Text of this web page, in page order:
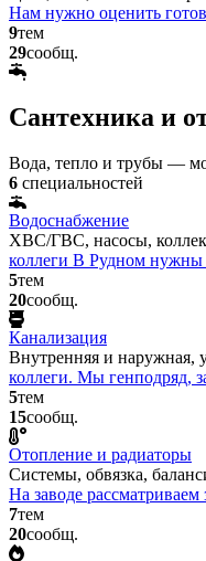
Нам нужно оценить
9тем
29сообщ.
Сантехника и
Вода, тепло и трубы —
6 специальностей
Водоснабжение
ХВС/ГВС, насосы,
коллеги В Рудном нужны
5тем
20сообщ.
Канализация
Внутренняя и наружная,
коллеги. Мы генподряд,
5тем
15сообщ.
Отопление и радиаторы
Системы, обвязка,
На заводе рассматриваем
7тем
20сообщ.